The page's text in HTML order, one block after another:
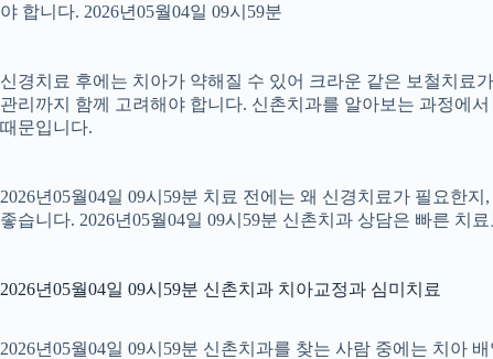
야 합니다. 2026년05월04일 09시59분
신경치료 후에는 치아가 약해질 수 있어 크라운 같은 보철치료
관리까지 함께 고려해야 합니다. 신촌치과를 알아보는 과정에
때문입니다.
2026년05월04일 09시59분 치료 전에는 왜 신경치료가 필요한
좋습니다. 2026년05월04일 09시59분 신촌치과 상담은 빠른 치
2026년05월04일 09시59분 신촌치과 치아교정과 심미치료
2026년05월04일 09시59분 신촌치과를 찾는 사람 중에는 치아